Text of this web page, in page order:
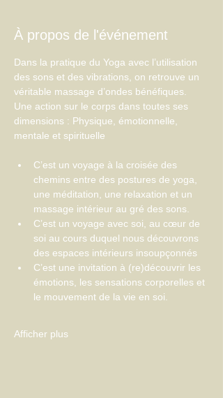
À propos de l'événement
Dans la pratique du Yoga avec l’utilisation
des sons et des vibrations, on retrouve un
véritable massage d’ondes bénéfiques.
Une action sur le corps dans toutes ses
dimensions : Physique, émotionnelle,
mentale et spirituelle
C’est un voyage à la croisée des
chemins entre des postures de yoga,
une méditation, une relaxation et un
massage intérieur au gré des sons.
C’est un voyage avec soi, au cœur de
soi au cours duquel nous découvrons
des espaces intérieurs insoupçonnés
C’est une invitation à (re)découvrir les
émotions, les sensations corporelles et
le mouvement de la vie en soi.
Afficher plus